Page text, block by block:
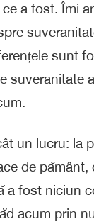
a fost. Îmi
sunt
suveranitate
un lucru: la
de pământ,
a fost niciun
acum prin